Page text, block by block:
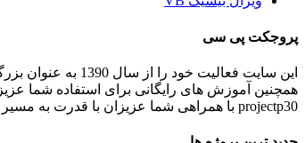
پروجکت پی سی
این سایت فعالیت خود را از سال 1390 به عنوان بزرگترین سایت خرید و فروش آنلاین پروژه های برنامه نویسی و انجام پروژه های برنامه نویسی کاربردی و دانشجویی در ایران شروع کرده است.
همچنین آموزش های رایگانی برای استفاده شما
projectp30 با همراهی شما عزیزان با قدرت به مسیر خود ادامه خواهد داد .